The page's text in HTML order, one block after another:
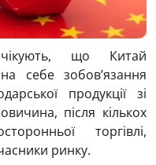
що Китай
себе зобов’язання
продукції зі
після кількох
торгівлі,
ринку.